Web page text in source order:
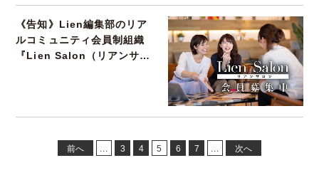
《告知》Lien編集部のリア
ルコミュニティ会員制組織
『Lien Salon（リアンサロ
前へ ... 3 4 5 6 7 ... 次へ